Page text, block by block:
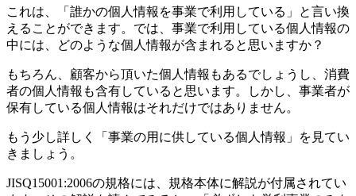
これは、「誰かの個人情報を事業で利用している」と言い換
えることができます。では、事業で利用している個人情報の
中には、どのような個人情報が含まれると思いますか？
もちろん、顧客から頂いた個人情報もあるでしょうし、消費
者の個人情報も含有していると思います。しかし、事業者が
保有している個人情報はそれだけではありません。
もう少し詳しく「事業の用に供している個人情報」を見てい
きましょう。
JISQ15001:2006の規格には、規格本体に解説が付属されてい